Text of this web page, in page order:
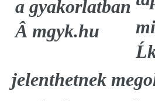
jelenthetnek